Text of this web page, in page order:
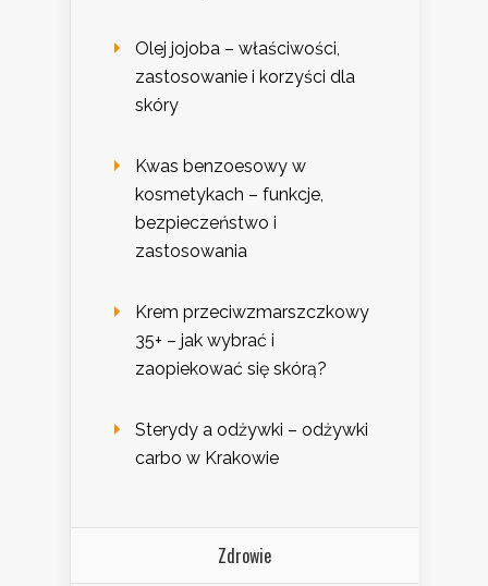
Olej jojoba – właściwości,
zastosowanie i korzyści dla
skóry
Kwas benzoesowy w
kosmetykach – funkcje,
bezpieczeństwo i
zastosowania
Krem przeciwzmarszczkowy
35+ – jak wybrać i
zaopiekować się skórą?
Sterydy a odżywki – odżywki
carbo w Krakowie
Zdrowie